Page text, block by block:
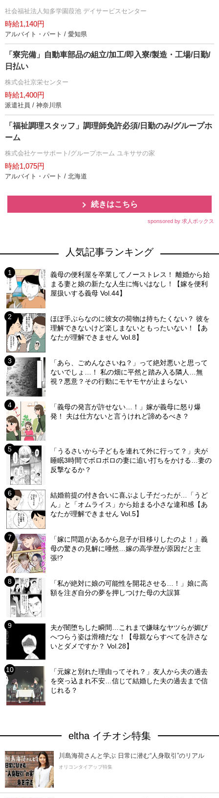
社会福祉法人知多学園葭池 デイサービスセンター
時給1,140円
アルバイト・パート / 愛知県
「寮完備」自動車部品の組立/加工/即入寮/製造・工場/日勤/
日払い
株式会社京栄センター
時給1,400円
派遣社員 / 神奈川県
「福祉調理スタッフ」調理師免許必須/日勤のみ/グループホ
ーム
株式会社ケーサポート/グループホーム ユキササの家
時給1,075円
アルバイト・パート / 北海道
続きはこちら
sponsored by 求人ボックス
人気記事ランキング
義母の便利屋を卒業してノーストレス！ 離婚から始
まる妻と娘の新たな人生に悔いはなし！【嫁を便利
屋扱いする義母 Vol.44】
ほぼ手ぶらなのに彼女の荷物は持ちたくない？ 彼を
理解できないけど楽しまないともったいない！【あ
なたが理解できません Vol.8】
「あら、ごめんなさいね？」って絶対悪いと思って
ないでしょ…！ 私の畑に平然と踏み入る隣人…無
視？悪意？その行動にモヤモヤが止まらない
「義母の発言が許せない…！」嫁が義母に怒り爆
発！ 夫は仕方ないと言うけれど諦めるべき？
「うるさいから子どもを連れて外に行って？」夫が
睡眠3時間でボロボロの妻に追い打ちをかける…妻の
反撃なるか？
結婚前提の付き合いに喜ぶよし子だったが…「うど
ん」と「オムライス」から始まる小さな違和感【あ
なたが理解できません Vol.5】
「嫁に問題があるから息子が目移りしたのよ！」義
母の驚きの見解に唖然…嫁の高学歴が原因だと主
張!?
「私が絶対に娘の可能性を開花させる…！」娘に高
額を注ぎ自分の夢を押しつけた母の大誤算
夫が闇堕ちした瞬間…これまで嫌味なヤツらが媚び
へつらう姿は滑稽だな！【母親ならすべてを許さな
いとダメですか？ Vol.28】
「元嫁と別れた理由ってそれ？」友人から夫の過去
を突っ込まれ不安…信じて結婚した夫の過去まで信
じれる？
eltha イチオシ特集
川島海荷さんと学ぶ 日常に潜む“人身取引”のリアル
オリコンタイアップ特集